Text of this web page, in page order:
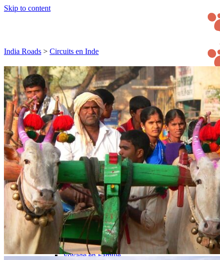
Skip to content
Inspiration
Delhi
Inde Himalayenne
Inde de l’Est
Inde Centrale
Inde de l’Ouest
Inde du Sud
Rajasthan
Circuits
Organisation
Sur-mesure
Petit groupe
Ambiance
Culture et patrimoine
Nature & safari
Balnéaire
Voyage en Famille
India Roads > Circuits en Inde